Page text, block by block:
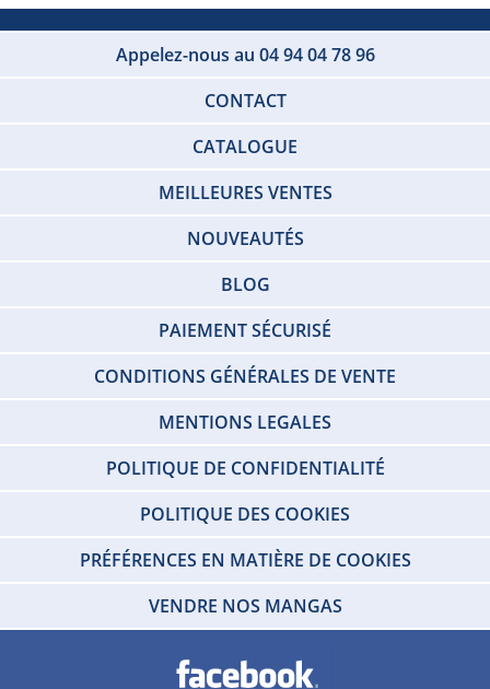
Appelez-nous au 04 94 04 78 96
CONTACT
CATALOGUE
MEILLEURES VENTES
NOUVEAUTÉS
BLOG
PAIEMENT SÉCURISÉ
CONDITIONS GÉNÉRALES DE VENTE
MENTIONS LEGALES
POLITIQUE DE CONFIDENTIALITÉ
POLITIQUE DES COOKIES
PRÉFÉRENCES EN MATIÈRE DE COOKIES
VENDRE NOS MANGAS